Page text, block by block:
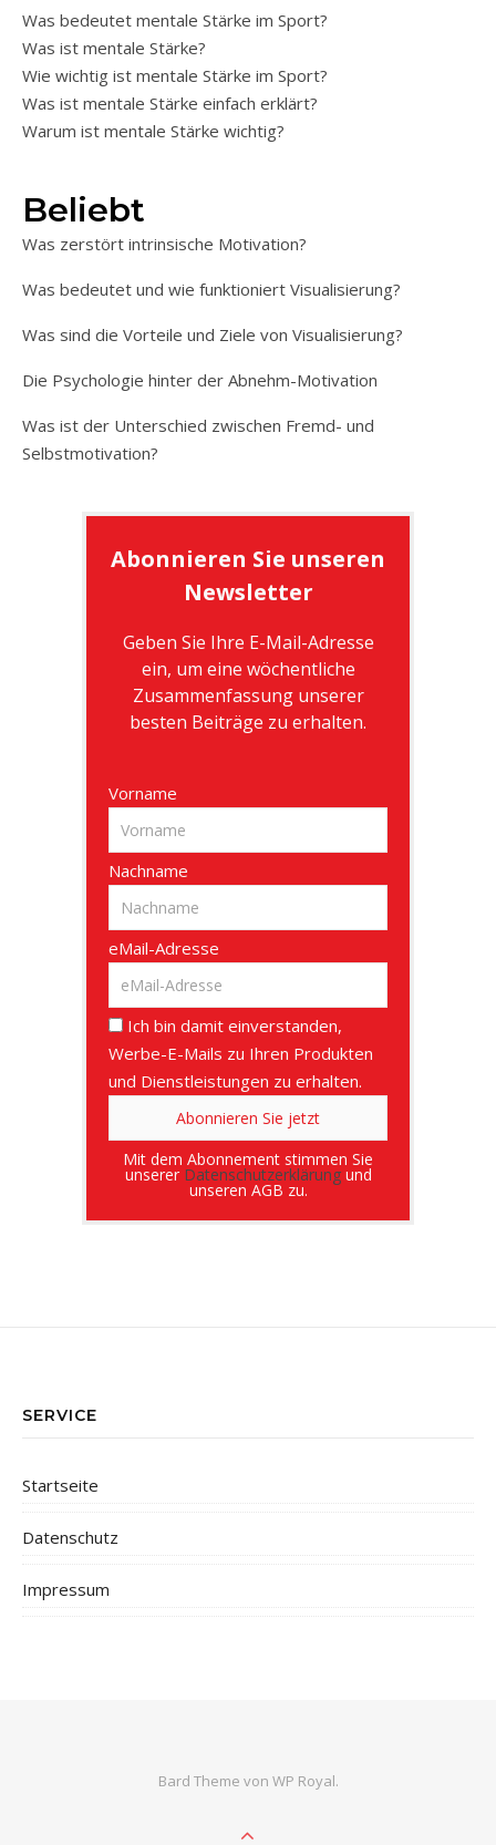
Was bedeutet mentale Stärke im Sport?
Was ist mentale Stärke?
Wie wichtig ist mentale Stärke im Sport?
Was ist mentale Stärke einfach erklärt?
Warum ist mentale Stärke wichtig?
Beliebt
Was zerstört intrinsische Motivation?
Was bedeutet und wie funktioniert Visualisierung?
Was sind die Vorteile und Ziele von Visualisierung?
Die Psychologie hinter der Abnehm-Motivation
Was ist der Unterschied zwischen Fremd- und
Selbstmotivation?
Abonnieren Sie unseren
Newsletter
Geben Sie Ihre E-Mail-Adresse
ein, um eine wöchentliche
Zusammenfassung unserer
besten Beiträge zu erhalten.
Vorname
Nachname
eMail-Adresse
Ich bin damit einverstanden,
Werbe-E-Mails zu Ihren Produkten
und Dienstleistungen zu erhalten.
Mit dem Abonnement stimmen Sie
unserer Datenschutzerklärungund
unseren AGB zu.
SERVICE
Startseite
Datenschutz
Impressum
Bard Theme von WP Royal.